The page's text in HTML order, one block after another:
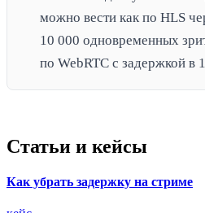
можно вести как по HLS
10 000 одновременных
по WebRTC с задержкой в
Статьи и кейсы
Как убрать задержку на стриме